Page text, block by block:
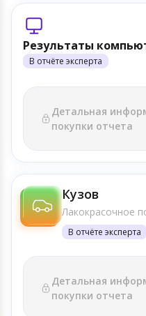
Результаты
В отчёте эксперта
Детальная
покупки отчета
Кузов
Лакокрасочное
В отчёте эксперта
Детальная
покупки отчета